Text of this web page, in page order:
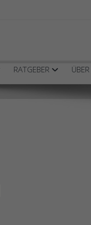
RATGEBER